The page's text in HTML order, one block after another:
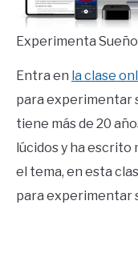
Experimenta
Entra en la clase
para experimentar
tiene más de 20
lúcidos y ha
el tema, en esta
para experimentar